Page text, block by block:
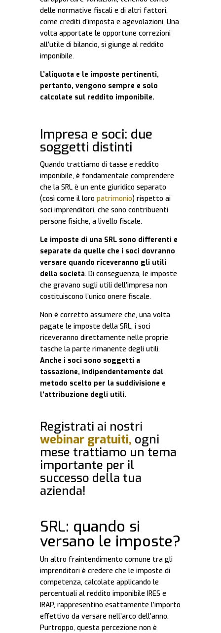
delle normative fiscali e di altri fattori,
come crediti d’imposta e agevolazioni. Una
volta apportate le opportune correzioni
all’utile di bilancio, si giunge al reddito
imponibile.
L’aliquota e le imposte pertinenti,
pertanto, vengono sempre e solo
calcolate sul reddito imponibile.
Impresa e soci: due
soggetti distinti
Quando trattiamo di tasse e reddito
imponibile, è fondamentale comprendere
che la SRL è un ente giuridico separato
(così come il loro patrimonio) rispetto ai
soci imprenditori, che sono contribuenti
persone fisiche, a livello fiscale.
Le imposte di una SRL sono differenti e
separate da quelle che i soci dovranno
versare quando riceveranno gli utili
della società. Di conseguenza, le imposte
che gravano sugli utili dell’impresa non
costituiscono l’unico onere fiscale.
Non è corretto assumere che, una volta
pagate le imposte della SRL, i soci
riceveranno direttamente nelle proprie
tasche la parte rimanente degli utili.
Anche i soci sono soggetti a
tassazione, indipendentemente dal
metodo scelto per la suddivisione e
l’attribuzione degli utili.
Registrati ai nostri
webinar gratuiti, ogni
mese trattiamo un tema
importante per il
successo della tua
azienda!
SRL: quando si
versano le imposte?
Un altro fraintendimento comune tra gli
imprenditori è credere che le imposte di
competenza, calcolate applicando le
percentuali al reddito imponibile IRES e
IRAP, rappresentino esattamente l’importo
effettivo da versare nell’arco dell’anno.
Purtroppo, questa percezione non è